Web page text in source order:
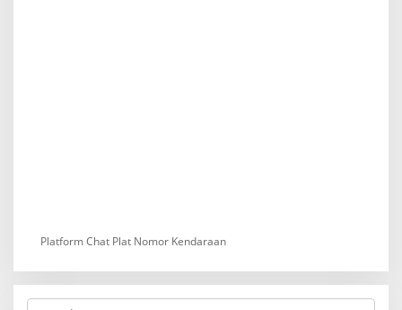
Platform Chat Plat Nomor Kendaraan
S